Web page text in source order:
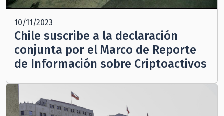
10/11/2023
Chile suscribe a la declaración
conjunta por el Marco de Reporte
de Información sobre Criptoactivos